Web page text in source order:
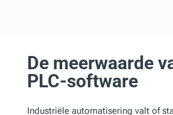
De meerwaarde
PLC-software
Industriële automatisering valt of